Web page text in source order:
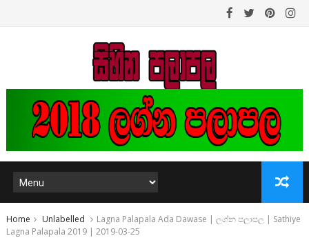
Home Unlabelled
Lagna Palapala Ada Dawase | ලග්න පලාපල | Sathiye
Lagna Palapala 2019 | 2019-03-25